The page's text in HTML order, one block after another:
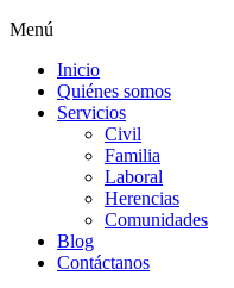
Menú
Inicio
Quiénes somos
Servicios
Civil
Familia
Laboral
Herencias
Comunidades
Blog
Contáctanos